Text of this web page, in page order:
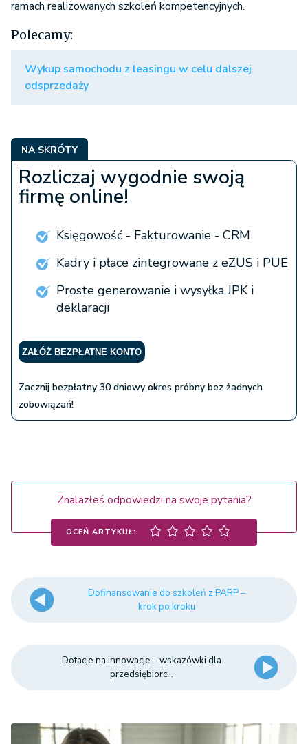
ramach realizowanych szkoleń kompetencyjnych.
Polecamy:
Wykup samochodu z leasingu w celu dalszej
odsprzedaży
NA SKRÓTY
Rozliczaj wygodnie swoją
firmę online!
Księgowość - Fakturowanie - CRM
Kadry i płace zintegrowane z eZUS i PUE
Proste generowanie i wysyłka JPK i
deklaracji
ZAŁÓŻ BEZPŁATNE KONTO
Zacznij bezpłatny 30 dniowy okres próbny bez żadnych
zobowiązań!
Znalazłeś odpowiedzi na swoje pytania?
OCEŃ ARTYKUŁ:
Dofinansowanie do szkoleń z PARP –
krok po kroku
Dotacje na innowacje – wskazówki dla
przedsiębiorc...